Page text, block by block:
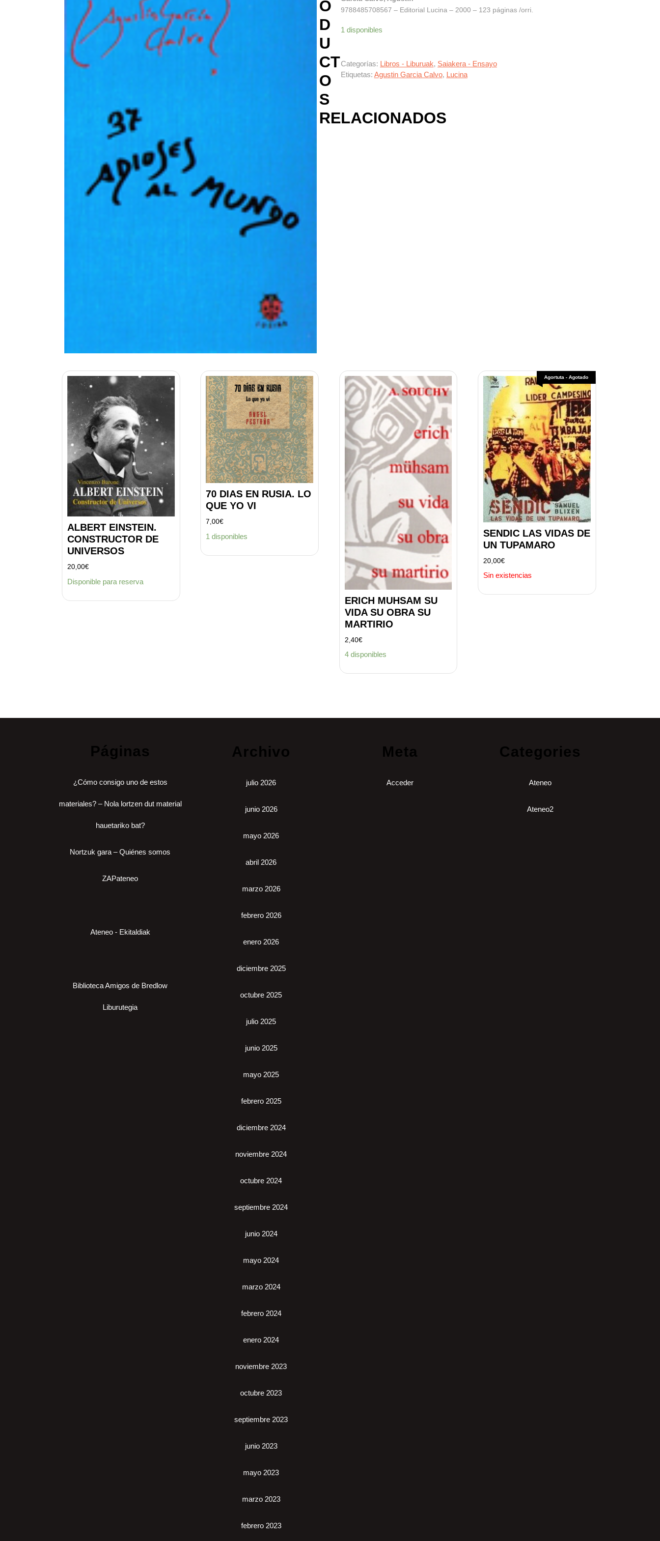
9788485708567 – Editorial Lucina – 2000 – 123 páginas /orri.
1 disponibles
Categorías: Libros - Liburuak, Saiakera - Ensayo
Etiquetas: Agustin Garcia Calvo, Lucina
O
D
U
CT
O
S
RELACIONADOS
ALBERT EINSTEIN.
CONSTRUCTOR DE
UNIVERSOS
20,00€
Disponible para reserva
70 DIAS EN RUSIA. LO
QUE YO VI
7,00€
1 disponibles
ERICH MUHSAM SU
VIDA SU OBRA SU
MARTIRIO
2,40€
4 disponibles
Agortuta - Agotado
SENDIC LAS VIDAS DE
UN TUPAMARO
20,00€
Sin existencias
Páginas
¿Cómo consigo uno de estos
materiales? – Nola lortzen dut material
hauetariko bat?
Nortzuk gara – Quiénes somos
ZAPateneo
Ateneo - Ekitaldiak
Biblioteca Amigos de Bredlow
Liburutegia
Archivo
julio 2026
junio 2026
mayo 2026
abril 2026
marzo 2026
febrero 2026
enero 2026
diciembre 2025
octubre 2025
julio 2025
junio 2025
mayo 2025
febrero 2025
diciembre 2024
noviembre 2024
octubre 2024
septiembre 2024
junio 2024
mayo 2024
marzo 2024
febrero 2024
enero 2024
noviembre 2023
octubre 2023
septiembre 2023
junio 2023
mayo 2023
marzo 2023
febrero 2023
Meta
Acceder
Categories
Ateneo
Ateneo2